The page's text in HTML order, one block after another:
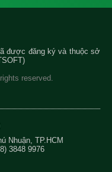
được đăng ký và thuộc sở
reserved.
Nhuận, TP.HCM
3848 9976